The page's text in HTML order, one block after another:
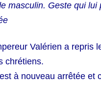
masculin. Geste qui lui
Valérien a repris
chrétiens.
à nouveau arrêtée et